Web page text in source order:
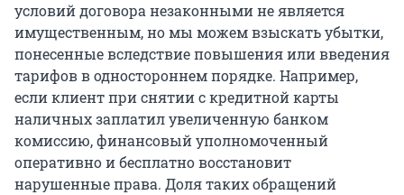
условий договора незаконными не является
имущественным, но мы можем взыскать убытки,
понесенные вследствие повышения или введения
тарифов в одностороннем порядке. Например,
если клиент при снятии с кредитной карты
наличных заплатил увеличенную банком
комиссию, финансовый уполномоченный
оперативно и бесплатно восстановит
нарушенные права. Доля таких обращений